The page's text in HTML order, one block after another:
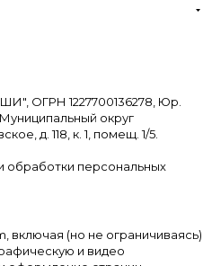
ОГРН 1227700136278, Юр.
Муниципальный округ
д. 118, к. 1, помещ. 1/5.
обработки персональных
включая (но не ограничиваясь)
и видео